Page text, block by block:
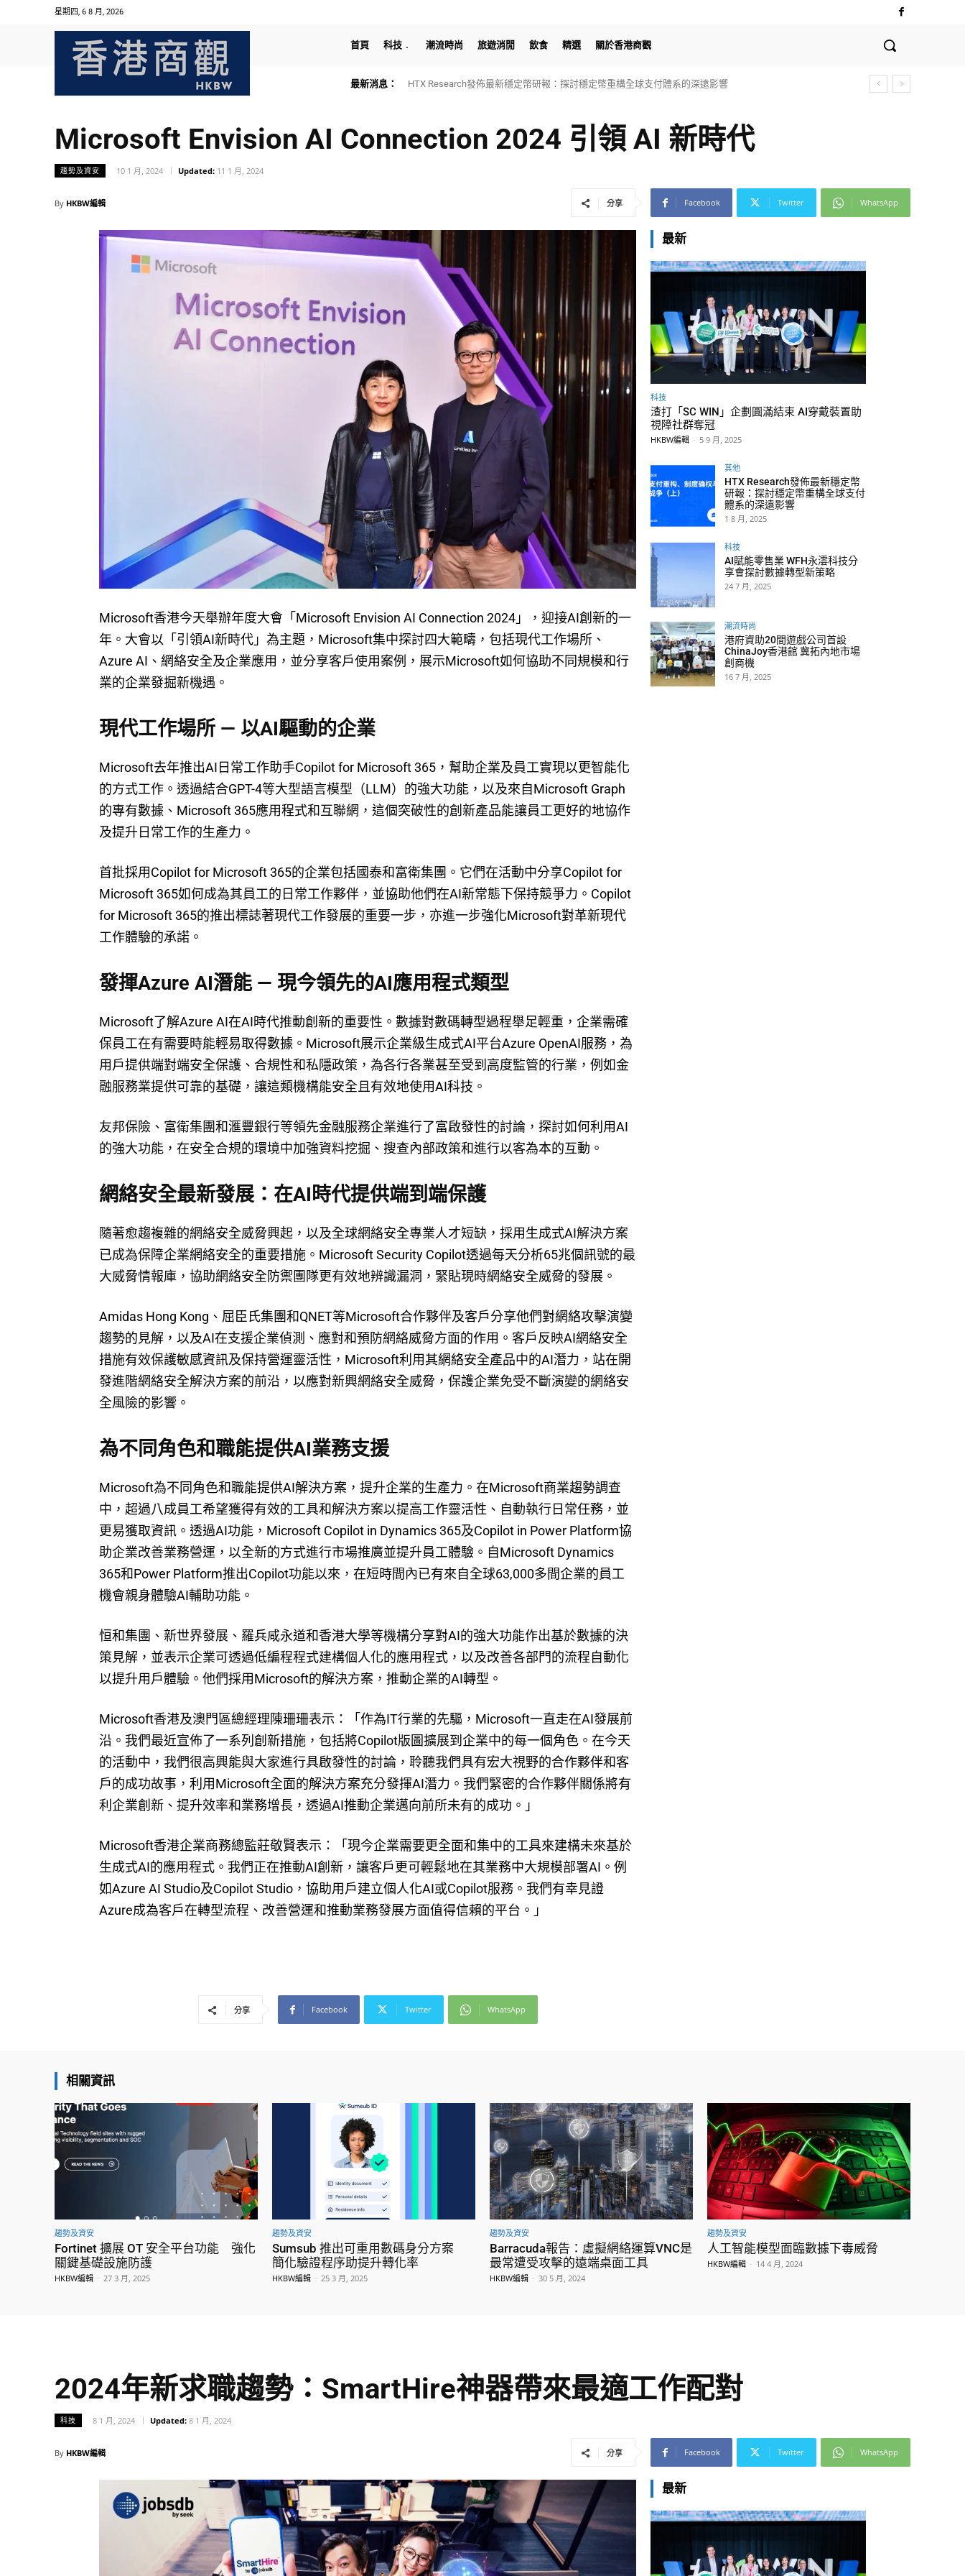
星期四, 6 8 月, 2026
首頁 科技 潮流時尚 旅遊消閒 飲食 精選 關於香港商觀
最新消息： HTX Research發佈最新穩定幣研報：探討穩定幣重構全球支付體系的深遠影響
Microsoft Envision AI Connection 2024 引領 AI 新時代
趨勢及資安 10 1 月, 2024 Updated: 11 1 月, 2024
By HKBW編輯 分享 Facebook Twitter WhatsApp
Microsoft香港今天舉辦年度大會「Microsoft Envision AI Connection 2024」，迎接AI創新的一
年。大會以「引領AI新時代」為主題，Microsoft集中探討四大範疇，包括現代工作場所、
Azure AI、網絡安全及企業應用，並分享客戶使用案例，展示Microsoft如何協助不同規模和行
業的企業發掘新機遇。
現代工作場所 — 以AI驅動的企業
Microsoft去年推出AI日常工作助手Copilot for Microsoft 365，幫助企業及員工實現以更智能化
的方式工作。透過結合GPT-4等大型語言模型（LLM）的強大功能，以及來自Microsoft Graph
的專有數據、Microsoft 365應用程式和互聯網，這個突破性的創新產品能讓員工更好的地協作
及提升日常工作的生產力。
首批採用Copilot for Microsoft 365的企業包括國泰和富衛集團。它們在活動中分享Copilot for
Microsoft 365如何成為其員工的日常工作夥伴，並協助他們在AI新常態下保持競爭力。Copilot
for Microsoft 365的推出標誌著現代工作發展的重要一步，亦進一步強化Microsoft對革新現代
工作體驗的承諾。
發揮Azure AI潛能 — 現今領先的AI應用程式類型
Microsoft了解Azure AI在AI時代推動創新的重要性。數據對數碼轉型過程舉足輕重，企業需確
保員工在有需要時能輕易取得數據。Microsoft展示企業級生成式AI平台Azure OpenAI服務，為
用戶提供端對端安全保護、合規性和私隱政策，為各行各業甚至受到高度監管的行業，例如金
融服務業提供可靠的基礎，讓這類機構能安全且有效地使用AI科技。
友邦保險、富衛集團和滙豐銀行等領先金融服務企業進行了富啟發性的討論，探討如何利用AI
的強大功能，在安全合規的環境中加強資料挖掘、搜查內部政策和進行以客為本的互動。
網絡安全最新發展：在AI時代提供端到端保護
隨著愈趨複雜的網絡安全威脅興起，以及全球網絡安全專業人才短缺，採用生成式AI解決方案
已成為保障企業網絡安全的重要措施。Microsoft Security Copilot透過每天分析65兆個訊號的最
大威脅情報庫，協助網絡安全防禦團隊更有效地辨識漏洞，緊貼現時網絡安全威脅的發展。
Amidas Hong Kong、屈臣氏集團和QNET等Microsoft合作夥伴及客戶分享他們對網絡攻擊演變
趨勢的見解，以及AI在支援企業偵測、應對和預防網絡威脅方面的作用。客戶反映AI網絡安全
措施有效保護敏感資訊及保持營運靈活性，Microsoft利用其網絡安全產品中的AI潛力，站在開
發進階網絡安全解決方案的前沿，以應對新興網絡安全威脅，保護企業免受不斷演變的網絡安
全風險的影響。
為不同角色和職能提供AI業務支援
Microsoft為不同角色和職能提供AI解決方案，提升企業的生產力。在Microsoft商業趨勢調查
中，超過八成員工希望獲得有效的工具和解決方案以提高工作靈活性、自動執行日常任務，並
更易獲取資訊。透過AI功能，Microsoft Copilot in Dynamics 365及Copilot in Power Platform協
助企業改善業務營運，以全新的方式進行市場推廣並提升員工體驗。自Microsoft Dynamics
365和Power Platform推出Copilot功能以來，在短時間內已有來自全球63,000多間企業的員工
機會親身體驗AI輔助功能。
恒和集團、新世界發展、羅兵咸永道和香港大學等機構分享對AI的強大功能作出基於數據的決
策見解，並表示企業可透過低編程程式建構個人化的應用程式，以及改善各部門的流程自動化
以提升用戶體驗。他們採用Microsoft的解決方案，推動企業的AI轉型。
Microsoft香港及澳門區總經理陳珊珊表示：「作為IT行業的先驅，Microsoft一直走在AI發展前
沿。我們最近宣佈了一系列創新措施，包括將Copilot版圖擴展到企業中的每一個角色。在今天
的活動中，我們很高興能與大家進行具啟發性的討論，聆聽我們具有宏大視野的合作夥伴和客
戶的成功故事，利用Microsoft全面的解決方案充分發揮AI潛力。我們緊密的合作夥伴關係將有
利企業創新、提升效率和業務增長，透過AI推動企業邁向前所未有的成功。」
Microsoft香港企業商務總監莊敬賢表示：「現今企業需要更全面和集中的工具來建構未來基於
生成式AI的應用程式。我們正在推動AI創新，讓客戶更可輕鬆地在其業務中大規模部署AI。例
如Azure AI Studio及Copilot Studio，協助用戶建立個人化AI或Copilot服務。我們有幸見證
Azure成為客戶在轉型流程、改善營運和推動業務發展方面值得信賴的平台。」
分享 Facebook Twitter WhatsApp
最新
科技
渣打「SC WIN」企劃圓滿結束 AI穿戴裝置助
視障社群奪冠
HKBW編輯 - 5 9 月, 2025
其他
HTX Research發佈最新穩定幣
研報：探討穩定幣重構全球支付
體系的深遠影響
1 8 月, 2025
科技
AI賦能零售業 WFH永澐科技分
享會探討數據轉型新策略
24 7 月, 2025
潮流時尚
港府資助20間遊戲公司首設
ChinaJoy香港館 冀拓內地市場
創商機
16 7 月, 2025
相關資訊
趨勢及資安
Fortinet 擴展 OT 安全平台功能 強化
關鍵基礎設施防護
HKBW編輯 - 27 3 月, 2025
趨勢及資安
Sumsub 推出可重用數碼身分方案
簡化驗證程序助提升轉化率
HKBW編輯 - 25 3 月, 2025
趨勢及資安
Barracuda報告：虛擬網絡運算VNC是
最常遭受攻擊的遠端桌面工具
HKBW編輯 - 30 5 月, 2024
趨勢及資安
人工智能模型面臨數據下毒威脅
HKBW編輯 - 14 4 月, 2024